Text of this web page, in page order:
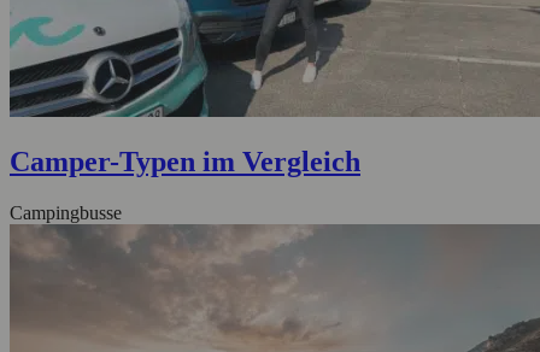
Camper-Typen im Vergleich
Campingbusse